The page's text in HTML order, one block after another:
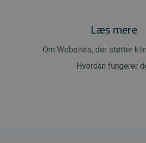
Læs mere
Om Websites, der støtter
Hvordan fungerer